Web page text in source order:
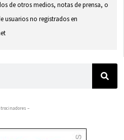
de otros medios, notas de prensa, o
usuarios no registrados en
–